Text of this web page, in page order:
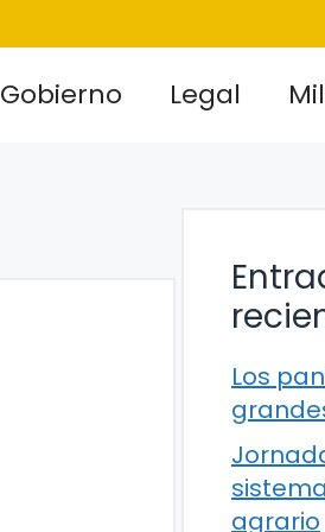
Gobierno Legal
Los
agrario